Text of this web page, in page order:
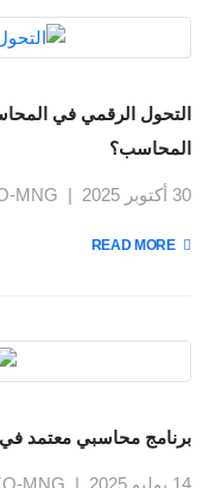
المحاسب؟
30 أكتوبر 2025 MNG
READ MORE +
برنامج محاسبي معتمد في
14 يوليو 2025 MNG